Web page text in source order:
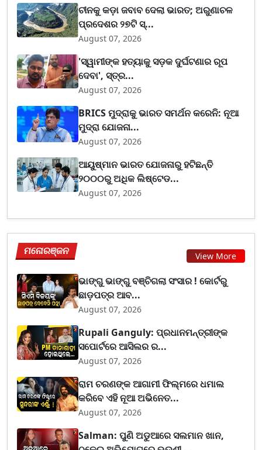
ଚୀନକୁ କଡ଼ା ଜବାବ ଦେଲା ଭାରତ; ଅରୁଣାଚଳ
ପ୍ରଦେଶର ୨୭ଟି ସ୍...
August 07, 2026
'ସ୍ୱାମୀଙ୍କ ହତ୍ୟାକୁ ସଡ଼କ ଦୁର୍ଘଟଣାର ରୂପ
ଦେବା', ସ୍ତ୍ର...
August 07, 2026
BRICS ମୁଦ୍ରାକୁ ଭାରତ ସମର୍ଥନ କରେନି: ନୂଆ
ମୁଦ୍ରା ଯୋଜନା...
August 07, 2026
ଆୟୁଷ୍ମାନ ଭାରତ ଯୋଜନାରୁ ହଟିଛନ୍ତି
୨୦୦୦ରୁ ଅଧିକ ଲିଷ୍ଟେଡ...
August 07, 2026
ମନୋରଞ୍ଜନ View More
ଭାଙ୍ଗୁ ଭାଙ୍ଗୁ ବଞ୍ଚିଗଲା ସଂସାର ! କୋର୍ଟରୁ
ଛାଡ଼ପତ୍ର ଆବ...
August 07, 2026
Rupali Ganguly: ପ୍ରଧାନମନ୍ତ୍ରୀଙ୍କ
ସପୋର୍ଟରେ ଆସିଲର ର...
August 07, 2026
ରାମ ଚରଣଙ୍କ ଆଗାମୀ ଫିଲ୍ମରେ ଧମାଲ
କରିବେ ଏହି ନୂଆ ଅଭିନେତ...
August 07, 2026
Salman: ପୁଣି ଅଡୁଆରେ ସଲମାନ ଖାନ,